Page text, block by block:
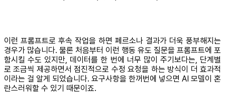
이런 프롬프트로 후속 작업을 하면 페르소나 결과가 더욱 풍부해지는
경우가 많습니다. 물론 처음부터 이런 행동 유도 질문을 프롬프트에 포
함시킬 수도 있지만, 데이터를 한 번에 너무 많이 주기보다는, 단계별
로 조금씩 제공하면서 점진적으로 수정 요청을 하는 방식이 더 효과적
이라는 걸 알게 되었습니다. 요구사항을 한꺼번에 넣으면 AI 모델이 혼
란스러워할 수 있기 때문이죠.